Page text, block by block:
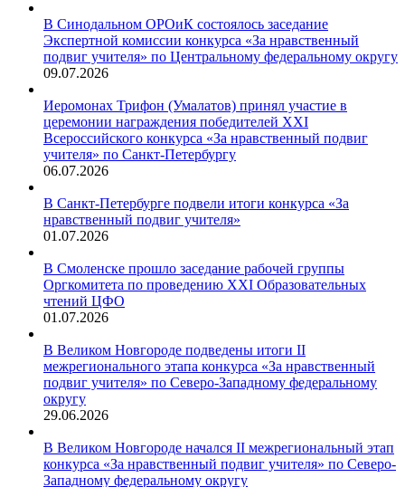
В Синодальном ОРОиК состоялось заседание
Экспертной комиссии конкурса «За нравственный
подвиг учителя» по Центральному федеральному округу
09.07.2026
Иеромонах Трифон (Умалатов) принял участие в
церемонии награждения победителей XXI
Всероссийского конкурса «За нравственный подвиг
учителя» по Санкт-Петербургу
06.07.2026
В Санкт-Петербурге подвели итоги конкурса «За
нравственный подвиг учителя»
01.07.2026
В Смоленске прошло заседание рабочей группы
Оргкомитета по проведению XXI Образовательных
чтений ЦФО
01.07.2026
В Великом Новгороде подведены итоги II
межрегионального этапа конкурса «За нравственный
подвиг учителя» по Северо-Западному федеральному
округу
29.06.2026
В Великом Новгороде начался II межрегиональный этап
конкурса «За нравственный подвиг учителя» по Северо-
Западному федеральному округу